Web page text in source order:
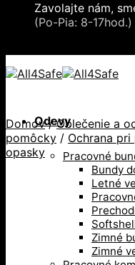
Zavolajte nám,
(Po-Pia: 8-17hod.)
Odevy
Pracovné
Bundy
Letné
Zimné
Zimné
Domov / Oblečenie a
pomôcky / Ochrana
opasky